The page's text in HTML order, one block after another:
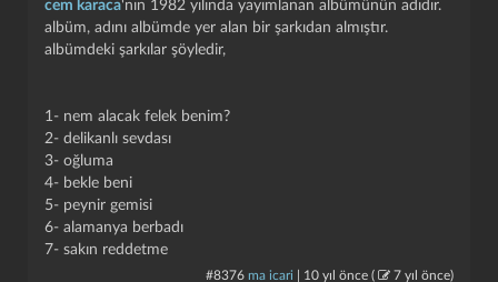
cem karaca'nın 1982 yılında yayımlanan albümünün adıdır.
albüm, adını albümde yer alan bir şarkıdan almıştır.
albümdeki şarkılar şöyledir,
1- nem alacak felek benim?
2- delikanlı sevdası
3- oğluma
4- bekle beni
5- peynir gemisi
6- alamanya berbadı
7- sakın reddetme
#8376 ma icari 10 yıl önce ( 7 yıl önce)